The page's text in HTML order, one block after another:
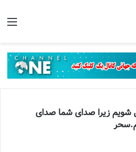
شویم زیرا صدای شما صدای